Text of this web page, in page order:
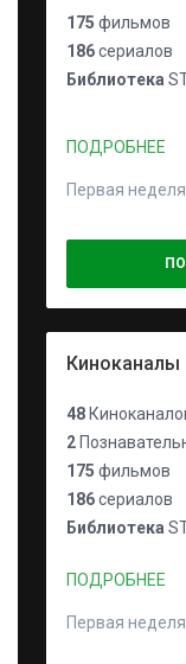
175 фильмов
186сериалов
Библиотека
ПОДРОБНЕЕ
Первая
Киноканалы
48
2
175 фильмов
186сериалов
Библиотека
ПОДРОБНЕЕ
Первая